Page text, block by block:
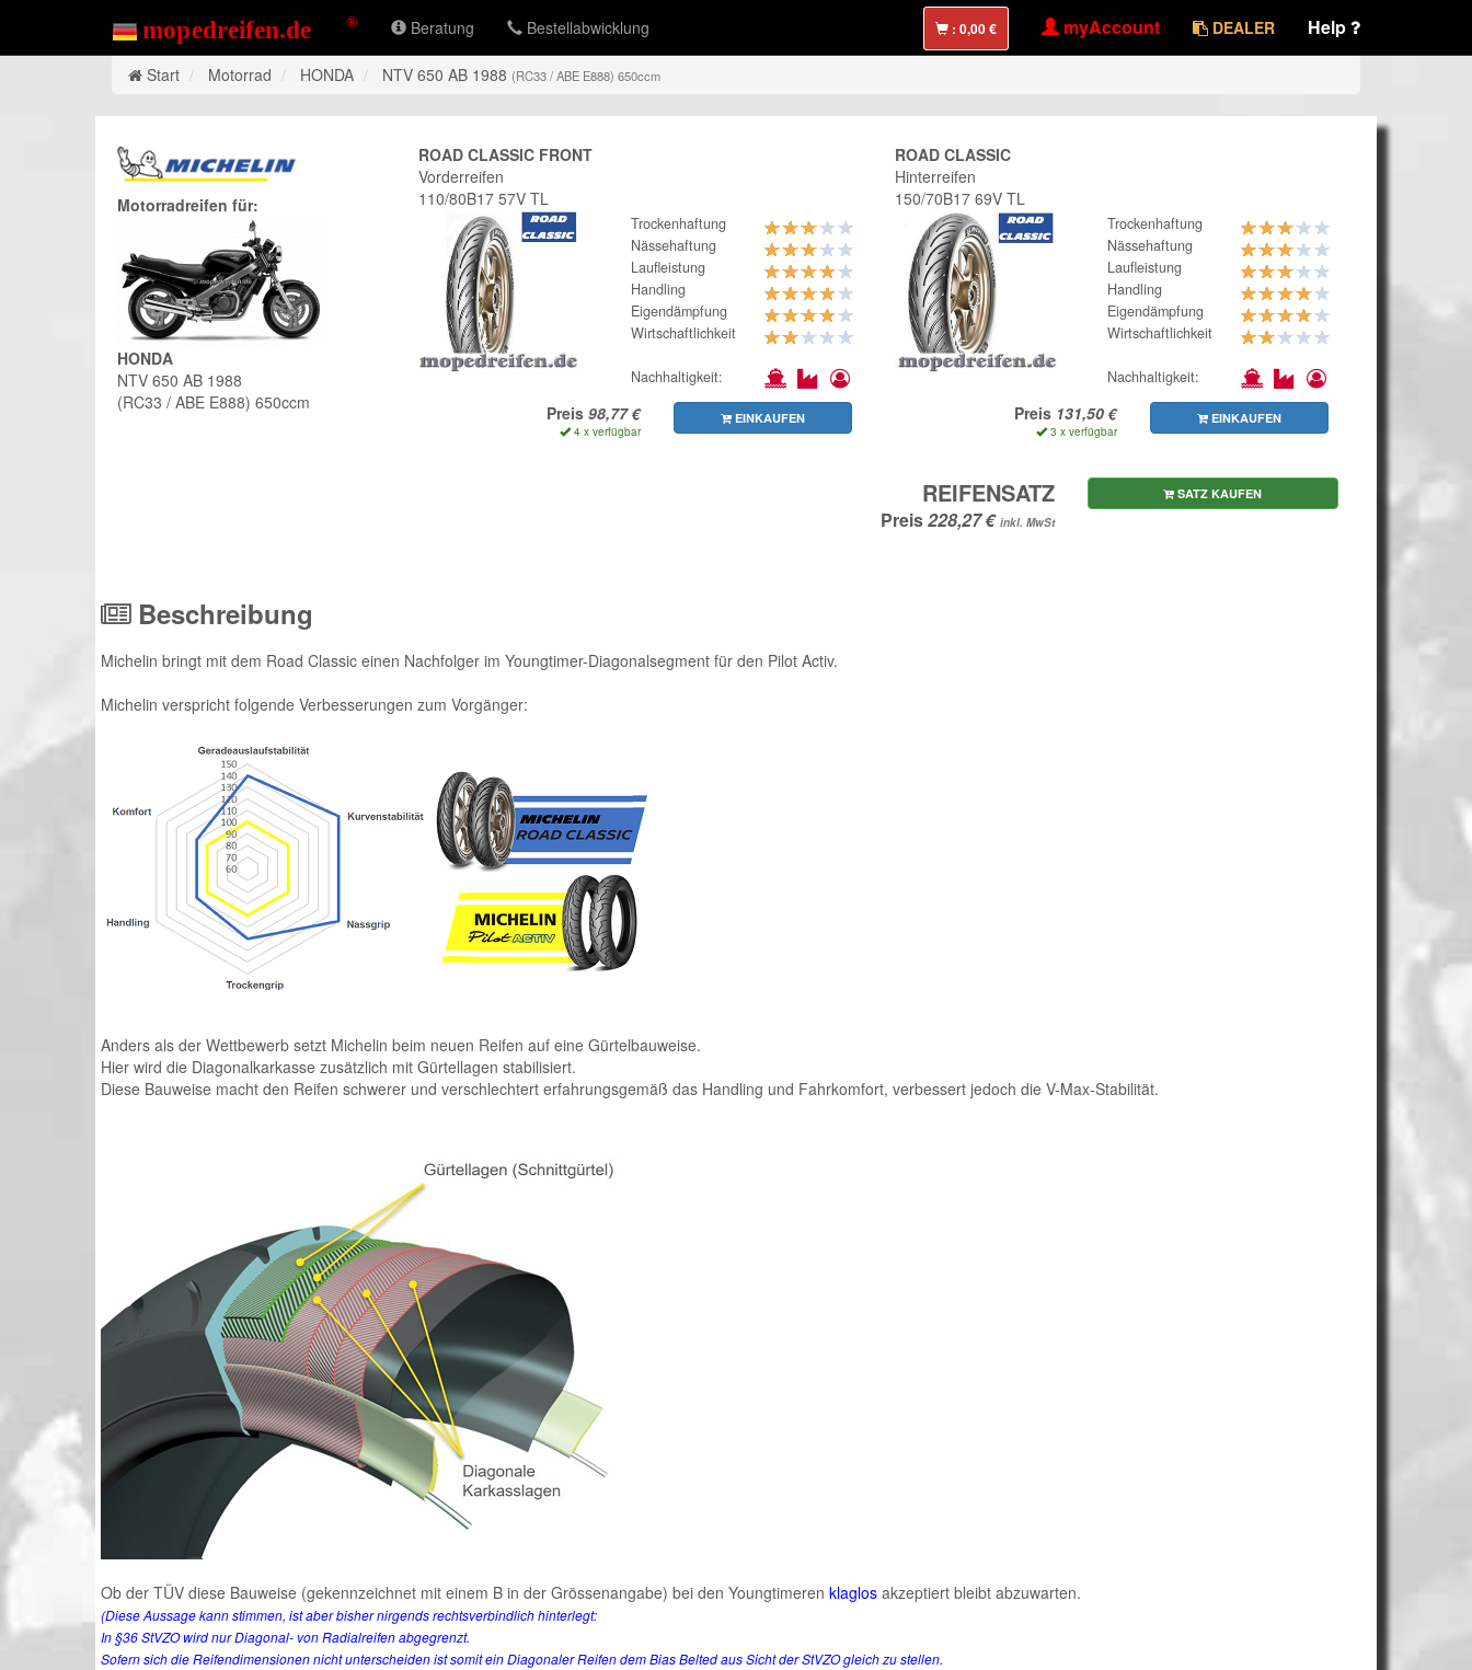
Beratung Bestellabwicklung : myAccount DEALER Help
Start Motorrad HONDA NTV 650 AB 1988 (RC33 / ABE E888) 650ccm
Motorradreifen für:
HONDA
NTV 650 AB 1988
(RC33 / ABE E888) 650ccm
ROAD CLASSIC FRONT
Vorderreifen
110/80B17 57V TL
Trockenhaftung
Nässehaftung
Laufleistung
Handling
Eigendämpfung
Wirtschaftlichkeit
Nachhaltigkeit:
Preis
4 x verfügbar
EINKAUFEN
ROAD CLASSIC
Hinterreifen
150/70B17 69V TL
Trockenhaftung
Nässehaftung
Laufleistung
Handling
Eigendämpfung
Wirtschaftlichkeit
Nachhaltigkeit:
Preis
3 x verfügbar
EINKAUFEN
REIFENSATZ
Preis inkl. MwSt
SATZ KAUFEN
Beschreibung
Michelin bringt mit dem Road Classic einen Nachfolger im Youngtimer-Diagonalsegment für den Pilot Activ.
Michelin verspricht folgende Verbesserungen zum Vorgänger:
Anders als der Wettbewerb setzt Michelin beim neuen Reifen auf eine Gürtelbauweise.
Hier wird die Diagonalkarkasse zusätzlich mit Gürtellagen stabilisiert.
Diese Bauweise macht den Reifen schwerer und verschlechtert erfahrungsgemäß das Handling und Fahrkomfort, verbessert jedoch die V-Max-Stabilität.
Ob der TÜV diese Bauweise (gekennzeichnet mit einem B in der Grössenangabe) bei den Youngtimeren klaglos akzeptiert bleibt abzuwarten.
(Diese Aussage kann stimmen, ist aber bisher nirgends rechtsverbindlich hinterlegt:
In §36 StVZO wird nur Diagonal- von Radialreifen abgegrenzt.
Sofern sich die Reifendimensionen nicht unterscheiden ist somit ein Diagonaler Reifen dem Bias Belted aus Sicht der StVZO gleich zu stellen.